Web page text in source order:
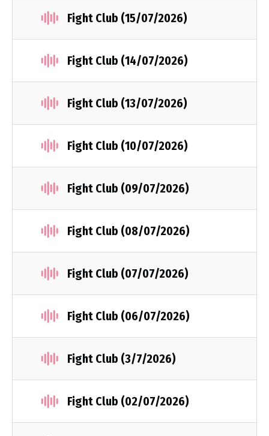
Fight Club (15/07/2026)
Fight Club (14/07/2026)
Fight Club (13/07/2026)
Fight Club (10/07/2026)
Fight Club (09/07/2026)
Fight Club (08/07/2026)
Fight Club (07/07/2026)
Fight Club (06/07/2026)
Fight Club (3/7/2026)
Fight Club (02/07/2026)